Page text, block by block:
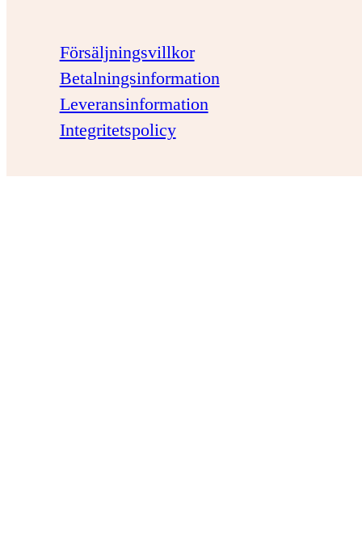
Försäljningsvillkor
Betalningsinformation
Leveransinformation
Integritetspolicy